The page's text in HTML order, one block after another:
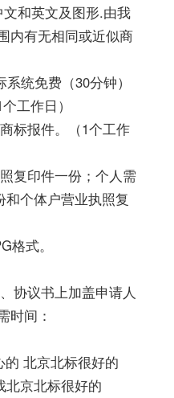
和英文及图形.由我
内有无相同或近似商
统免费（30分钟）
工作日）
标报件。（1个工作
复印件一份；个人需
个体户营业执照复
格式。
协议书上加盖申请人
时间：
北京北标很好的
北京北标很好的